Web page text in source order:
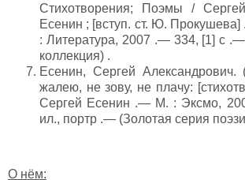
Стихотворения; Поэмы /
Есенин ; [вступ. ст. Ю.
: Литература, 2007 .— 334, [1] с
коллекция) .
Есенин, Сергей
жалею, не зову, не плачу:
Сергей Есенин .— М. : Эксмо,
ил., портр .— (Золотая серия
О нём: